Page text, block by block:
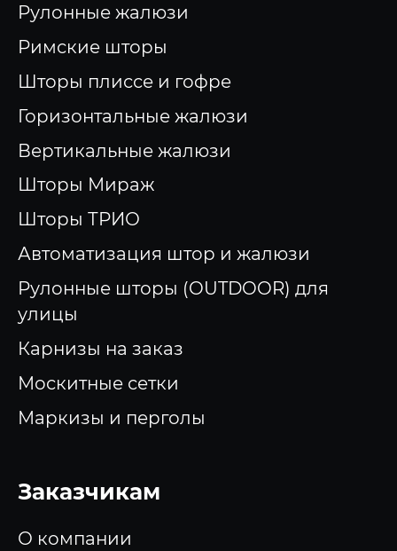
Рулонные жалюзи
Римские шторы
Шторы плиссе и гофре
Горизонтальные жалюзи
Вертикальные жалюзи
Шторы Мираж
Шторы ТРИО
Автоматизация штор и жалюзи
Рулонные шторы (OUTDOOR) для
улицы
Карнизы на заказ
Москитные сетки
Маркизы и перголы
Заказчикам
О компании